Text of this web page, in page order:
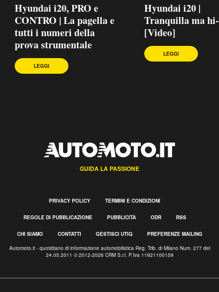
Hyundai i20, PRO e
CONTRO | La pagella e
tutti i numeri della
prova strumentale
LEGGI
Hyundai i20 |
Tranquilla ma
[Video]
LEGGI
GUIDA LA PASSIONE
PRIVACY POLICY TERMINI E CONDIZIONI
REGOLE DI PUBBLICAZIONE PUBBLICITÀ ODR RSS
CHI SIAMO CONTATTI GESTISCI UTIQ PREFERENZE MAILING
Automoto.it - quotidiano di informazione automobilistica Reg. Trib. di Milano Num. 277 del
24.05.2011 © 2012-2026 CRM S.r.l. P.Iva 11921100159